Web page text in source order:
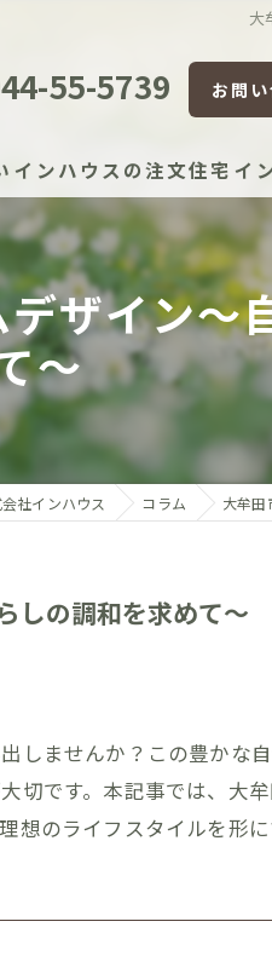
大
55-5739 お問
インハウスの注文住宅 イ
ザイン〜
〜
社インハウス コラム 大牟田
しの調和を求めて〜
ませんか？この豊かな
です。本記事では、大
のライフスタイルを形に